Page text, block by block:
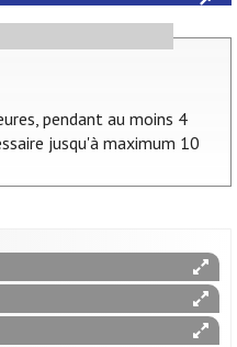
pendant au moins 4
jusqu'à maximum 10